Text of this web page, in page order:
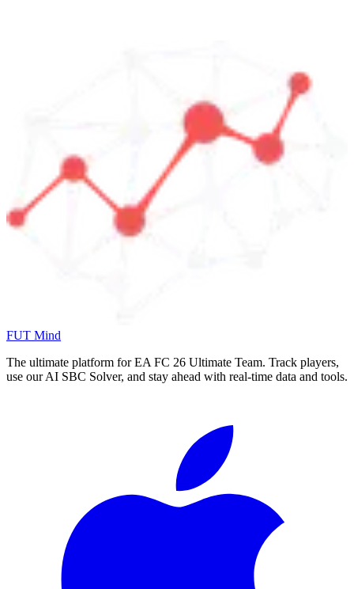
FUT Mind
The ultimate platform for EA FC 26 Ultimate Team. Track players,
use our AI SBC Solver, and stay ahead with real-time data and tools.